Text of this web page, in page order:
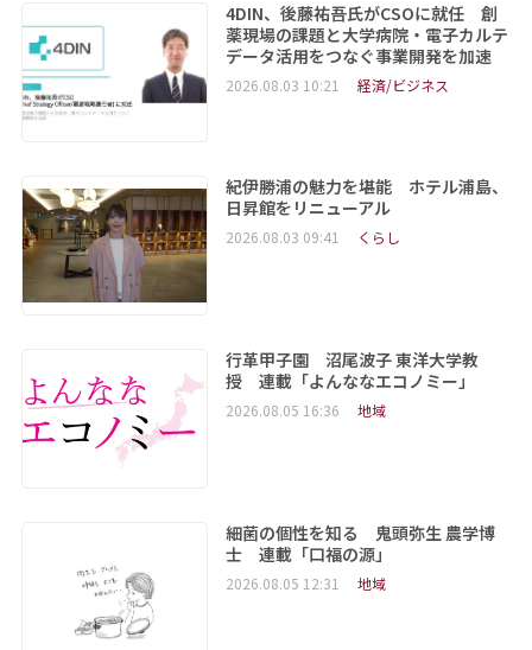
4DIN、後藤祐吾氏がCSOに就任 創
薬現場の課題と大学病院・電子カルテ
データ活用をつなぐ事業開発を加速
2026.08.03 10:21 経済/ビジネス
紀伊勝浦の魅力を堪能 ホテル浦島、
日昇館をリニューアル
2026.08.03 09:41 くらし
行革甲子園 沼尾波子 東洋大学教
授 連載「よんななエコノミー」
2026.08.05 16:36 地域
細菌の個性を知る 鬼頭弥生 農学博
士 連載「口福の源」
2026.08.05 12:31 地域